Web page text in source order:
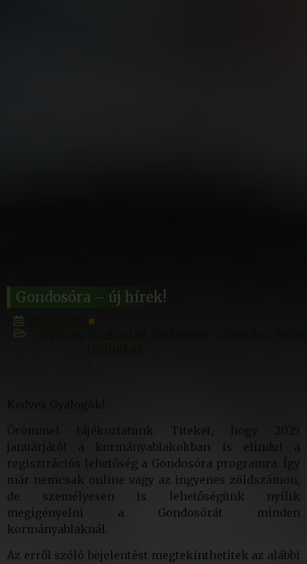
Gondosóra – új hírek!
Örömmel tájékoztatunk Titeket, hogy 2025
januárjától a kormányablakokban is elindul a
regisztrációs lehetőség a Gondosóra programra. Így
már nemcsak online vagy az ingyenes zöldszámon,
de személyesen is lehetőségünk nyílik
megigényelni a Gondosórát minden
kormányablaknál.
Az erről szóló bejelentést megtekinthetitek az alábbi